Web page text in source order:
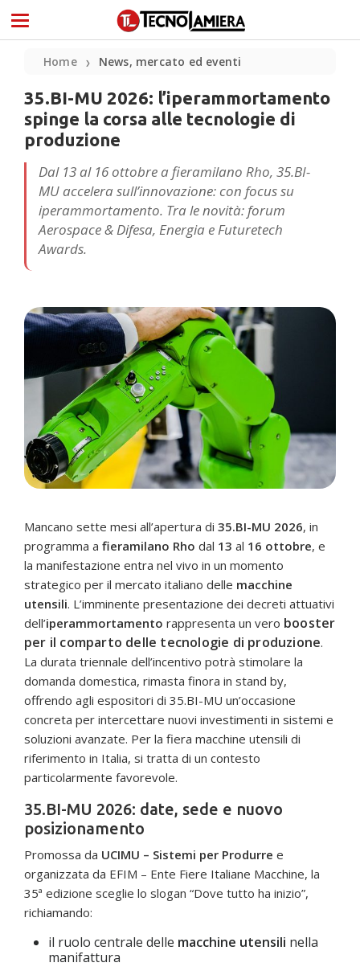
Home ❯ News, mercato ed eventi
35.BI-MU 2026: l’iperammortamento
spinge la corsa alle tecnologie di
produzione
Dal 13 al 16 ottobre a fieramilano Rho, 35.BI-
MU accelera sull’innovazione: con focus su
iperammortamento. Tra le novità: forum
Aerospace & Difesa, Energia e Futuretech
Awards.
Mancano sette mesi all’apertura di 35.BI-MU 2026, in
programma a fieramilano Rho dal 13 al 16 ottobre, e
la manifestazione entra nel vivo in un momento
strategico per il mercato italiano delle macchine
utensili. L’imminente presentazione dei decreti attuativi
dell’iperammortamento rappresenta un vero booster
per il comparto delle tecnologie di produzione.
La durata triennale dell’incentivo potrà stimolare la
domanda domestica, rimasta finora in stand by,
offrendo agli espositori di 35.BI-MU un’occasione
concreta per intercettare nuovi investimenti in sistemi e
soluzioni avanzate. Per la fiera macchine utensili di
riferimento in Italia, si tratta di un contesto
particolarmente favorevole.
35.BI-MU 2026: date, sede e nuovo
posizionamento
Promossa da UCIMU – Sistemi per Produrre e
organizzata da EFIM – Ente Fiere Italiane Macchine, la
35ª edizione sceglie lo slogan “Dove tutto ha inizio”,
richiamando:
il ruolo centrale delle macchine utensili nella
manifattura